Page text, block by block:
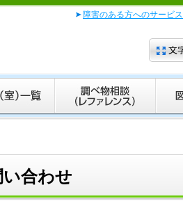
障害のある方へのサービス
い合わせ